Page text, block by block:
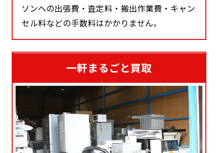
ソンへの出張費・査定料・搬出作業費・キャン
セル料などの手数料はかかりません。
一軒まるごと買取